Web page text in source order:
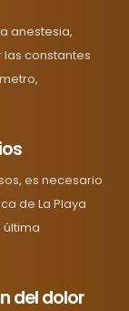
anestesia,
constantes
es necesario
de La Playa
del dolor